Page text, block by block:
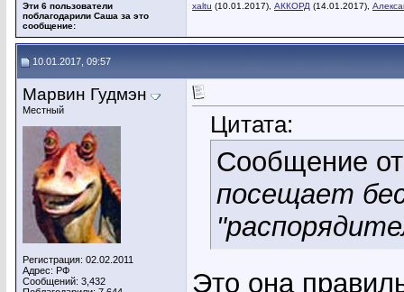
Эти 6 пользователи
поблагодарили Саша за это
сообщение:
xaltu (10.01.2017), АККОРД (14.01.2017),
10.01.2017, 09:57
Марвин Гудмэн
Местный
Регистрация: 02.02.2011
Адрес: РФ
Сообщений: 3,432
Цитата:
Сообщение
посещает
Это она